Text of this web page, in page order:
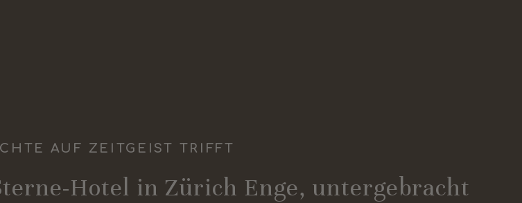
AUF ZEITGEIST TRIFFT
Hotel in Zürich Enge, untergebracht